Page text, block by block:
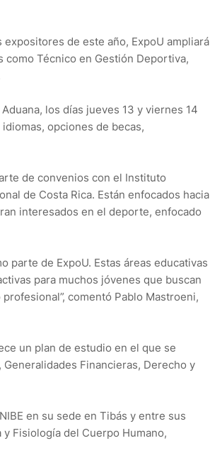
de este año, ExpoU ampliará
Técnico en Gestión Deportiva,
los días jueves 13 y viernes 14
opciones de becas,
de convenios con el Instituto
de Costa Rica. Están enfocados hacia
interesados en el deporte, enfocado
parte de ExpoU. Estas áreas educativas
para muchos jóvenes que buscan
comentó Pablo Mastroeni,
un plan de estudio en el que se
Financieras, Derecho y
en su sede en Tibás y entre sus
Fisiología del Cuerpo Humano,